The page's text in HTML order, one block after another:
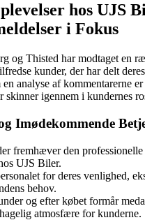
hos UJS
i Fokus
og Thisted har modtaget en
kunder, der har delt
analyse af kommentarerne
skinner igennem i kundernes
Imødekommende
fremhæver den
UJS Biler.
for deres venlighed,
behov.
og efter købet formår
atmosfære for kunderne.